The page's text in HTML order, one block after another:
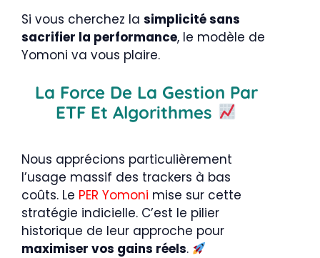
Si vous cherchez la simplicité sans
sacrifier la performance, le modèle de
Yomoni va vous plaire.
La Force De La Gestion Par
ETF Et Algorithmes
Nous apprécions particulièrement
l’usage massif des trackers à bas
coûts. Le PER Yomoni mise sur cette
stratégie indicielle. C’est le pilier
historique de leur approche pour
maximiser vos gains réels.